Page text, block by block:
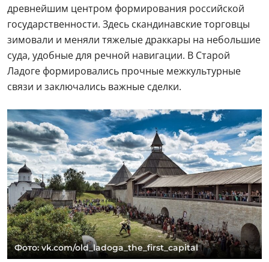
древнейшим центром формирования российской
государственности. Здесь скандинавские торговцы
зимовали и меняли тяжелые драккары на небольшие
суда, удобные для речной навигации. В Старой
Ладоге формировались прочные межкультурные
связи и заключались важные сделки.
Фото: vk.com/old_ladoga_the_first_capital